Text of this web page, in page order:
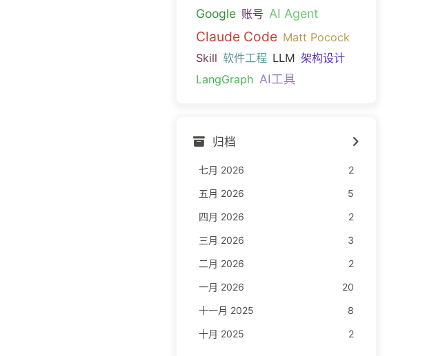
Google 账号 AI Agent
Claude Code Matt Pocock
Skill 软件工程 LLM 架构设计
LangGraph AI工具
归档
七月 2026
2
五月 2026
5
四月 2026
2
三月 2026
3
二月 2026
2
一月 2026
20
十一月 2025
8
十月 2025
2